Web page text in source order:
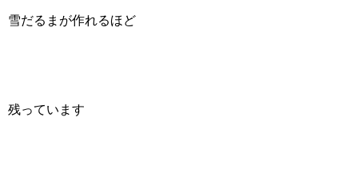
雪だるまが作れるほど
残っています